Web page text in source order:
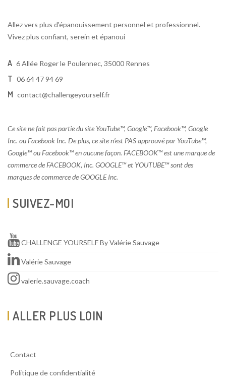
Allez vers plus d'épanouissement personnel et professionnel.
Vivez plus confiant, serein et épanoui
A 6 Allée Roger le Poulennec, 35000 Rennes
T 06 64 47 94 69
M contact@challengeyourself.fr
Ce site ne fait pas partie du site YouTube™, Google™, Facebook™, Google
Inc. ou Facebook Inc. De plus, ce site n’est PAS approuvé par YouTube™,
Google™ ou Facebook™ en aucune façon. FACEBOOK™ est une marque de
commerce de FACEBOOK, Inc. GOOGLE™ et YOUTUBE™ sont des
marques de commerce de GOOGLE Inc.
SUIVEZ-MOI
CHALLENGE YOURSELF By Valérie Sauvage
Valérie Sauvage
valerie.sauvage.coach
ALLER PLUS LOIN
Contact
Politique de confidentialité